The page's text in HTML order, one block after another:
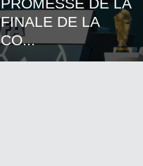
PROMESSE DE LA
FINALE DE LA
CO...